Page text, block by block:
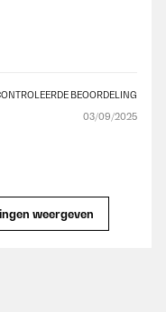
BEOORDELING
03/09/2025
weergeven